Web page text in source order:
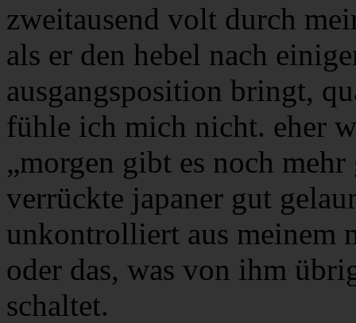
zweitausend volt durch
als er den hebel nach
ausgangsposition bringt,
fühle ich mich nicht. eher
„morgen gibt es noch
verrückte japaner gut
unkontrolliert aus meinem
oder das, was von ihm
schaltet.